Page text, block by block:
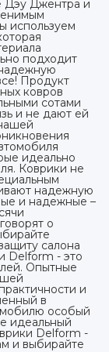
Дэу Джентра и
используем
подходит
Продукт
ковров
сотами
и не дают ей
идеально
Коврики не
надежную
и надежные –
о
салона
Delform - это
Опытные
и
в
особый
идеальный
Delform -
и выбирайте